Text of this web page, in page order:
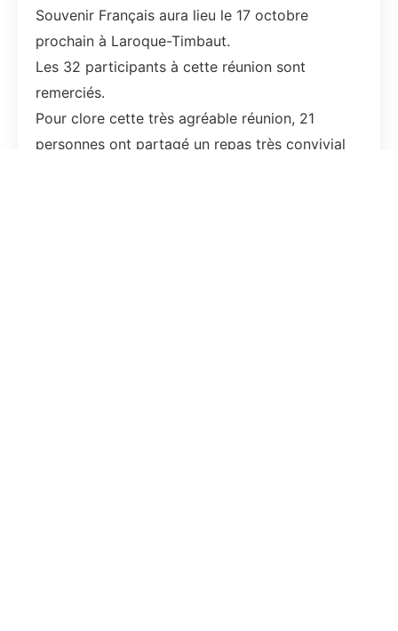
Souvenir Français aura lieu le 17 octobre
prochain à Laroque-Timbaut.
Les 32 participants à cette réunion sont
remerciés.
Pour clore cette très agréable réunion, 21
personnes ont partagé un repas très convivial